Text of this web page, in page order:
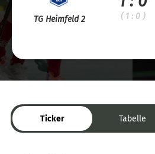
TG Heimfeld 2 ( 1 : 0 )
Ticker Tabelle